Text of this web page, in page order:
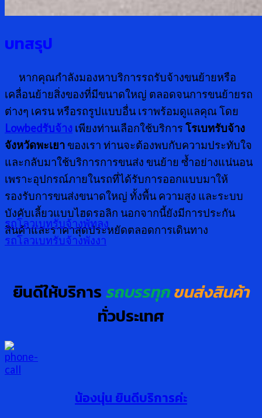
บทสรุป
หากคุณกำลังมองหาบริการรถรับจ้างขนย้ายหรือ
เคลื่อนย้ายสิ่งของที่มีขนาดใหญ่ ตลอดจนการขนย้ายรถ
ต่างๆ เครน หรือรถรูปแบบอื่น เราพร้อมดูแลคุณ โดย
Lowbedรับจ้าง เพียงท่านเลือกใช้บริการโรเบทรับจ้าง
จังหวัดพะเยาของเรา ท่านจะต้องพบกับความประทับใจ
และกลับมาใช้บริการการขนส่ง ขนย้าย ซ้ำอย่างแน่นอน
เพราะอุปกรณ์ภายในรถที่ได้รับการออกแบบมาให้
รองรับการขนส่งขนาดใหญ่ ทั้งพื้น ความสูง และระบบ
บังคับเลี้ยวแบบไฮดรอลิก นอกจากนี้ยังมีการประกัน
สินค้าและราคาสุดประหยัดตลอดการเดินทาง
รถโลวเบทรับจ้างพัทลุง
รถโลวเบทรับจ้างพังงา
ยินดีให้บริการรถบรรทุกขนส่งสินค้า
ทั่วประเทศ
น้องนุ่น ยินดีบริการค่ะ